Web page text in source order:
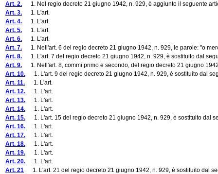
Art. 2. 1. Nel regio decreto 21 giugno 1942, n. 929, è aggiunto il seguente
Art. 3. 1. L'art.
Art. 4. 1. L'art.
Art. 5. 1. L'art.
Art. 6. 1. L'art.
Art. 7. 1. Nell'art. 6 del regio decreto 21 giugno 1942, n. 929, le parole: "o
Art. 8. 1. L'art. 7 del regio decreto 21 giugno 1942, n. 929, è sostituito dal
Art. 9. 1. Nell'art. 8, commi primo e secondo, del regio decreto 21 giugno
Art. 10. 1. L'art. 9 del regio decreto 21 giugno 1942, n. 929, è sostituito dal
Art. 11. 1. L'art.
Art. 12. 1. L'art.
Art. 13. 1. L'art.
Art. 14. 1. L'art.
Art. 15. 1. L'art. 15 del regio decreto 21 giugno 1942, n. 929, è sostituito dal
Art. 16. 1. L'art.
Art. 17. 1. L'art.
Art. 18. 1. L'art.
Art. 19. 1. L'art.
Art. 20. 1. L'art.
Art. 21 1. L'art. 21 del regio decreto 21 giugno 1942, n. 929, è sostituito dal